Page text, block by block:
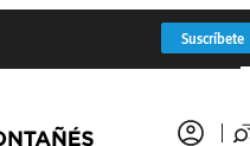
Suscríbete